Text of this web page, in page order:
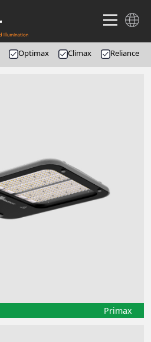
Optimax Climax Reliance
Primax